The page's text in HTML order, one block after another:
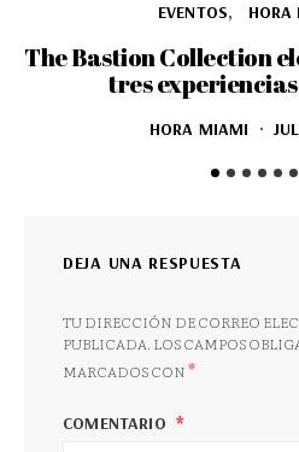
EVENTOS HORA
The Bastion Collection
tres
HORA MIAMI
DEJA UNA RESPUESTA
TU DIRECCIÓN DE CORREO
PUBLICADA. LOS CAMPOS
MARCADOS CON*
COMENTARIO